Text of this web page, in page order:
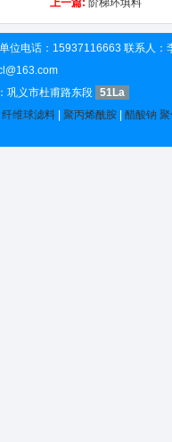
上一篇: 阶梯环填料
位电话：15937116663 联系人：
巩义市杜甫路东段 51La
纤维球滤料| 聚丙烯酰胺| 醋酸钠 聚